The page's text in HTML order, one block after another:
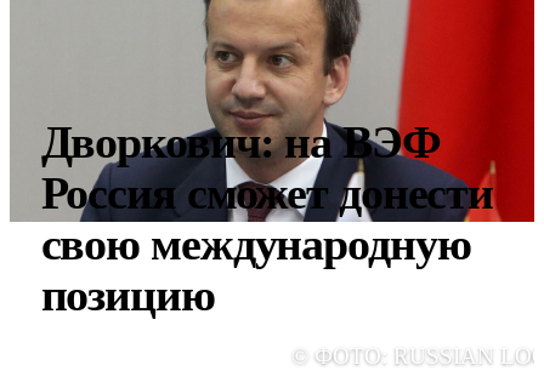
Дворкович: на ВЭФ
Россия сможет донести
свою международную
позицию
© ФОТО: RUSSIAN